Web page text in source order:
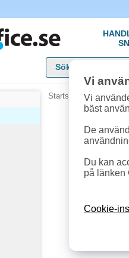
Startsida »Pennor,
Vi
Vi
bäst
De
Du kan
på länken
Cookie-